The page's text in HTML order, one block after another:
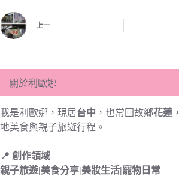
上一
關於利歐娜
我是利歐娜，現居台中 ，也常回故鄉花蓮，
地美食與親子旅遊行程。
📍 創作領域
親子旅遊|美食分享|美妝生活|寵物日常